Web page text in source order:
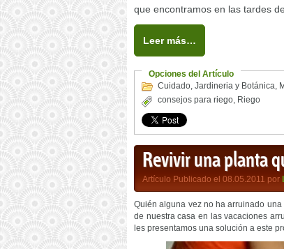
que encontramos en las tardes
Leer más…
Opciones del Artículo
Cuidado, Jardineria y Botánica,
consejos para riego, Riego
Revivir una planta
Artículo Publicado el 08.05.2011 por
Quién alguna vez no ha arruinado una
de nuestra casa en las vacaciones
les presentamos una solución a este